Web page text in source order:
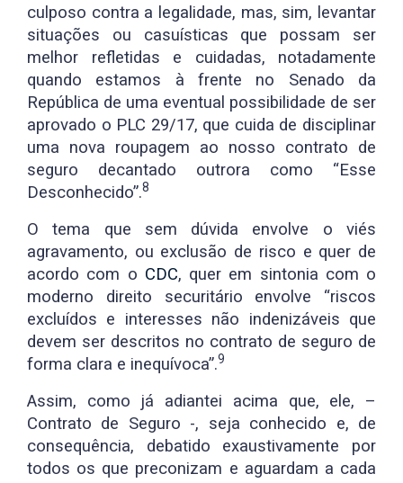
culposo contra a legalidade, mas, sim, levantar
situações ou casuísticas que possam ser
melhor refletidas e cuidadas, notadamente
quando estamos à frente no Senado da
República de uma eventual possibilidade de ser
aprovado o PLC 29/17, que cuida de disciplinar
uma nova roupagem ao nosso contrato de
seguro decantado outrora como “Esse
Desconhecido”.8
O tema que sem dúvida envolve o viés
agravamento, ou exclusão de risco e quer de
acordo com o CDC, quer em sintonia com o
moderno direito securitário envolve “riscos
excluídos e interesses não indenizáveis que
devem ser descritos no contrato de seguro de
forma clara e inequívoca”.9
Assim, como já adiantei acima que, ele, –
Contrato de Seguro -, seja conhecido e, de
consequência, debatido exaustivamente por
todos os que preconizam e aguardam a cada